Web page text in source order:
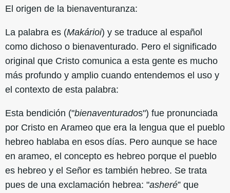
El origen de la bienaventuranza:
La palabra es (Makárioi) y se traduce al español
como dichoso o bienaventurado. Pero el significado
original que Cristo comunica a esta gente es mucho
más profundo y amplio cuando entendemos el uso y
el contexto de esta palabra:
Esta bendición ("bienaventurados") fue pronunciada
por Cristo en Arameo que era la lengua que el pueblo
hebreo hablaba en esos días. Pero aunque se hace
en arameo, el concepto es hebreo porque el pueblo
es hebreo y el Señor es también hebreo. Se trata
pues de una exclamación hebrea: "asheré” que